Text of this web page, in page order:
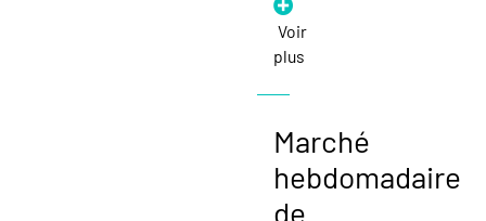
Voir
plus
Marché
hebdomadaire
de